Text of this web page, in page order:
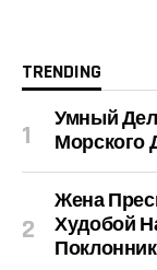
TRENDING
Умный
Морского
Жена
Худобой